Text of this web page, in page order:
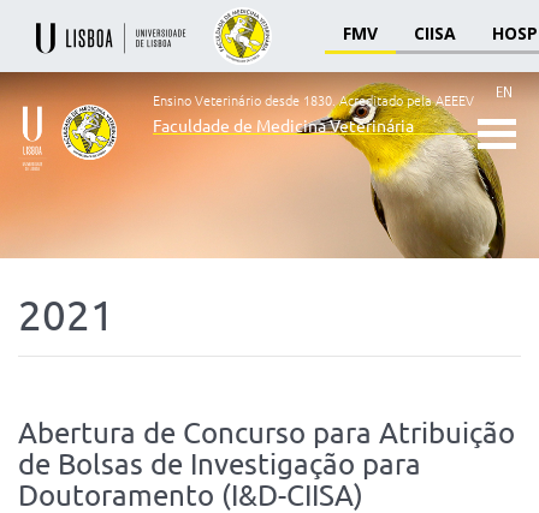
FMV CIISA
de
Medicina
Veterinária
EN
Ensino Veterinário desde 1830.Acreditado pela AEEEV
Faculdade de Medicina Veterinária
2021
Abertura de Concurso para Atribuição
de Bolsas de Investigação para
Doutoramento (I&D-CIISA)